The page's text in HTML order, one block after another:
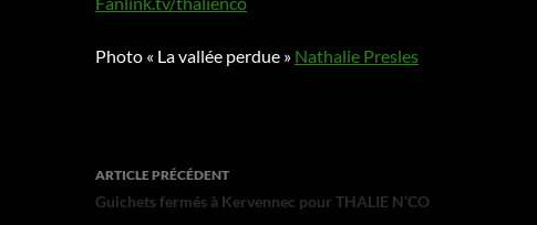
Photo « La vallée perdue » Nathalie Presles
Navigation
des
ARTICLE PRÉCÉDENT
Guichets fermés à Kervennec pour THALIE N’CO